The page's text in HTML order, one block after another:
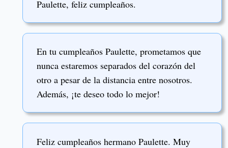
Paulette, feliz cumpleaños.
En tu cumpleaños Paulette, prometamos que
nunca estaremos separados del corazón del
otro a pesar de la distancia entre nosotros.
Además, ¡te deseo todo lo mejor!
Feliz cumpleaños hermano Paulette. Muy